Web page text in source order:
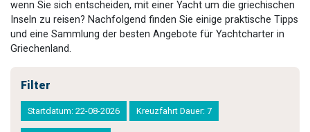
wenn Sie sich entscheiden, mit einer Yacht um die griechischen
Inseln zu reisen? Nachfolgend finden Sie einige praktische Tipps
und eine Sammlung der besten Angebote für Yachtcharter in
Griechenland.
Filter
Startdatum: 22-08-2026 Kreuzfahrt Dauer: 7